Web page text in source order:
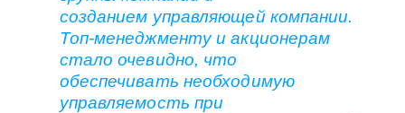
созданием управляющей компании.
Топ-менеджменту и акционерам
стало очевидно, что
обеспечивать необходимую
управляемость при